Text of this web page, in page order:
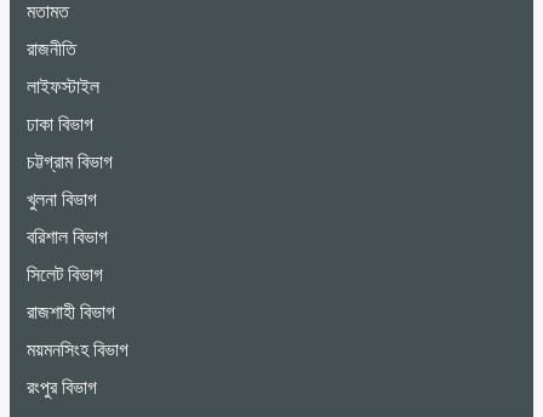
মতামত
রাজনীতি
লাইফস্টাইল
ঢাকা বিভাগ
চট্টগ্রাম বিভাগ
খুলনা বিভাগ
বরিশাল বিভাগ
সিলেট বিভাগ
রাজশাহী বিভাগ
ময়মনসিংহ বিভাগ
রংপুর বিভাগ